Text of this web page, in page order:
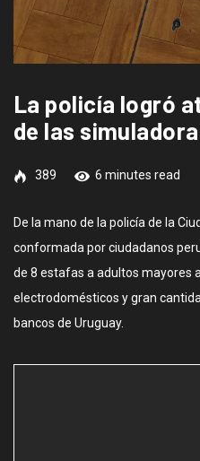
La policía logró
de las
389 6 minutes read
De la mano de la policía de la
conformada por ciudadanos
de 8 estafas a adultos mayores
electrodomésticos y gran
bancos de Uruguay.